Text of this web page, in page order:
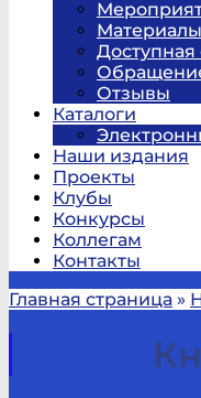
Доступная
Отзывы
Каталоги
Наши издания
Проекты
Клубы
Конкурсы
Коллегам
Контакты
Главная страница »